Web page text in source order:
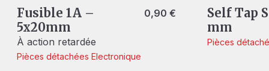
Fusible 1A –
5x20mm
À action retardée
Pièces détachées Electronique
0,90€
Self Tap
mm
Pièces